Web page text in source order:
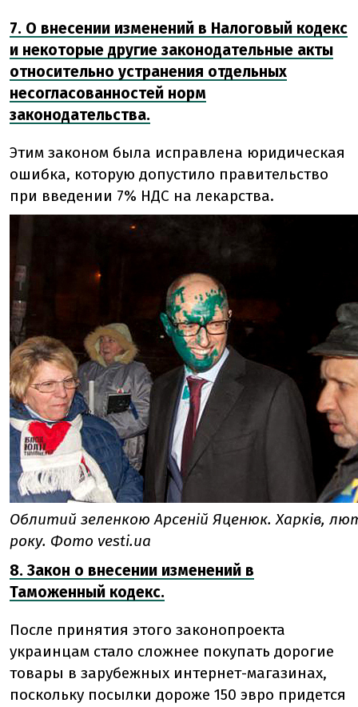
7. О внесении изменений в Налоговый кодекс
и некоторые другие законодательные акты
относительно устранения отдельных
несогласованностей норм
законодательства.
Этим законом была исправлена юридическая
ошибка, которую допустило правительство
при введении 7% НДС на лекарства.
Облитий зеленкою Арсеній Яценюк. Харків,
року. Фото vesti.ua
8. Закон о внесении изменений в
Таможенный кодекс.
После принятия этого законопроекта
украинцам стало сложнее покупать дорогие
товары в зарубежных интернет-магазинах,
поскольку посылки дороже 150 эвро придется